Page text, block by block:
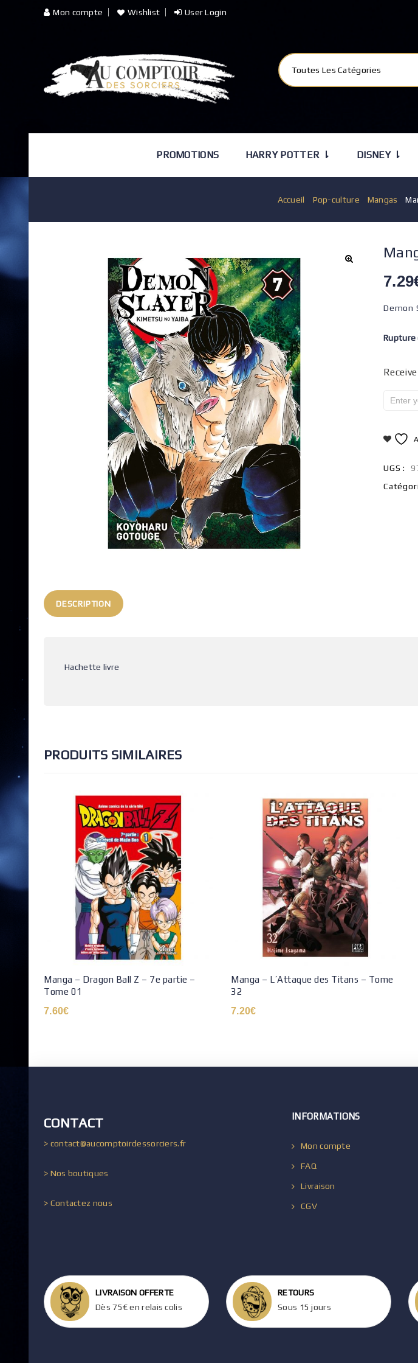
Mon compte Wishlist User Login
Toutes Les Catégories
PROMOTIONS HARRY POTTER ⇂ DISNEY ⇂
Accueil Pop-culture Mangas /
7.29
Demon
Rupture
UGS :
DESCRIPTION
Hachette livre
PRODUITS SIMILAIRES
Manga – Dragon Ball Z – 7e partie –
Tome 01
7.60€
Manga – L’Attaque des Titans – Tome
32
7.20€
CONTACT
> contact@aucomptoirdessorciers.fr
> Nos boutiques
> Contactez nous
INFORMATIONS
Mon compte
FAQ
Livraison
CGV
LIVRAISON OFFERTE
Dès 75€ en relais colis
RETOURS
Sous 15 jours